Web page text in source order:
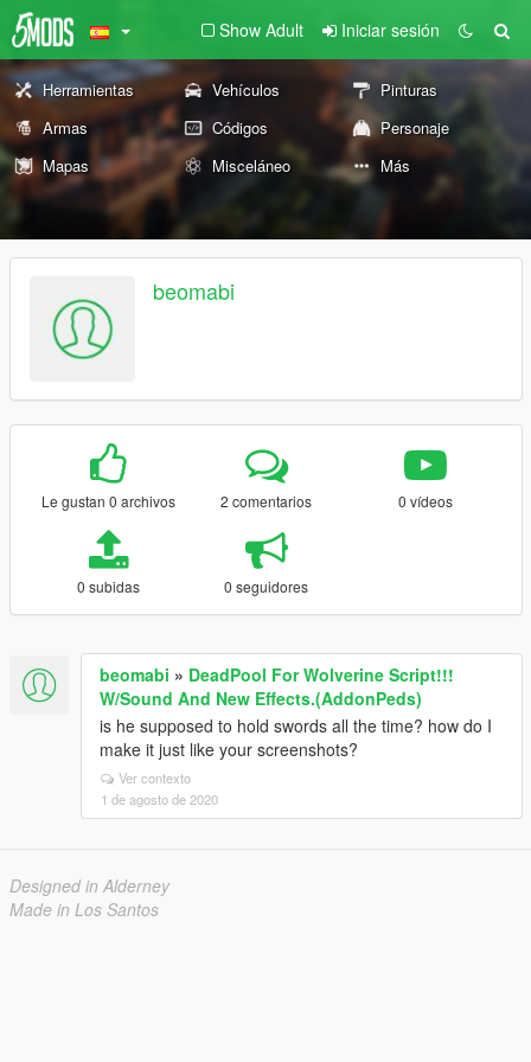
Show Adult Iniciar sesión
Herramientas Vehículos
Pinturas
Armas
Códigos
Personaje
Mapas
Misceláneo Más
beomabi
Le gustan 0 archivos 2 comentarios 0 vídeos
0 subidas 0 seguidores
beomabi » DeadPool For Wolverine Script!!!
W/Sound And New Effects.(AddonPeds)
is he supposed to hold swords all the time? how do I
make it just like your screenshots?
Ver contexto
1 de agosto de 2020
Designed in Alderney
Made in Los Santos